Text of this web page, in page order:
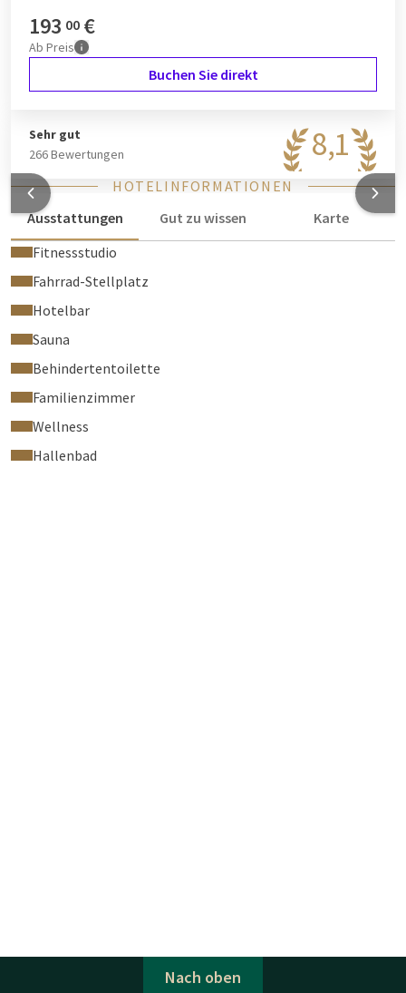
193 00 €
Ab Preis
Buchen Sie direkt
8,1
Sehr gut
266 Bewertungen
HOTELINFORMATIONEN
Ausstattungen
Gut zu wissen
Karte
Fitnessstudio
Fahrrad-Stellplatz
Hotelbar
Sauna
Behindertentoilette
Familienzimmer
Wellness
Hallenbad
Nach oben